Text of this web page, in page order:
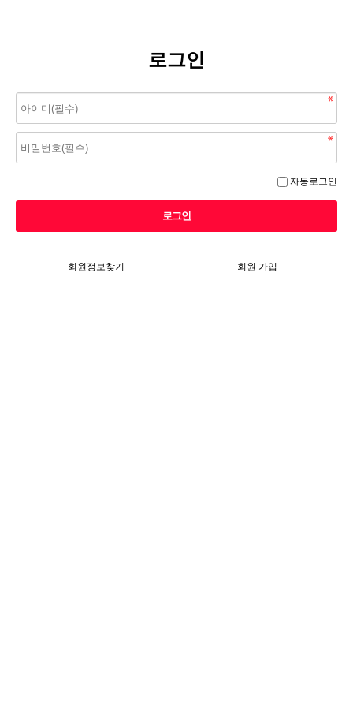
로그인
자동로그인
회원정보찾기 회원 가입